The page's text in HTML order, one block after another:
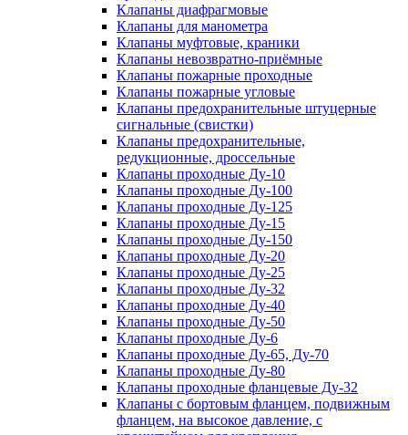
Клапаны диафрагмовые
Клапаны для манометра
Клапаны муфтовые, краники
Клапаны невозвратно-приёмные
Клапаны пожарные проходные
Клапаны пожарные угловые
Клапаны предохранительные штуцерные
сигнальные (свистки)
Клапаны предохранительные,
редукционные, дроссельные
Клапаны проходные Ду-10
Клапаны проходные Ду-100
Клапаны проходные Ду-125
Клапаны проходные Ду-15
Клапаны проходные Ду-150
Клапаны проходные Ду-20
Клапаны проходные Ду-25
Клапаны проходные Ду-32
Клапаны проходные Ду-40
Клапаны проходные Ду-50
Клапаны проходные Ду-6
Клапаны проходные Ду-65, Ду-70
Клапаны проходные Ду-80
Клапаны проходные фланцевые Ду-32
Клапаны с бортовым фланцем, подвижным
фланцем, на высокое давление, с